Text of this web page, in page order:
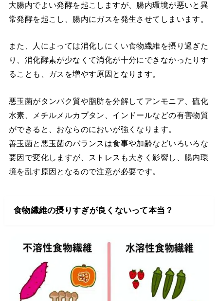
大腸内でよい発酵を起こしますが、腸内環境が悪いと異
常発酵を起こし、腸内にガスを発生させてしまいます。
また、人によっては消化しにくい食物繊維を摂り過ぎた
り、消化酵素が少なくて消化が十分にできなかったりす
ることも、ガスを増やす原因となります。
悪玉菌がタンパク質や脂肪を分解してアンモニア、硫化
水素、メチルメルカプタン、インドールなどの有害物質
ができると、おならのにおいが強くなります。
善玉菌と悪玉菌のバランスは食事や加齢などいろいろな
要因で変化しますが、ストレスも大きく影響し、腸内環
境を乱す原因となるので注意が必要です。
食物繊維の摂りすぎが良くないって本当？